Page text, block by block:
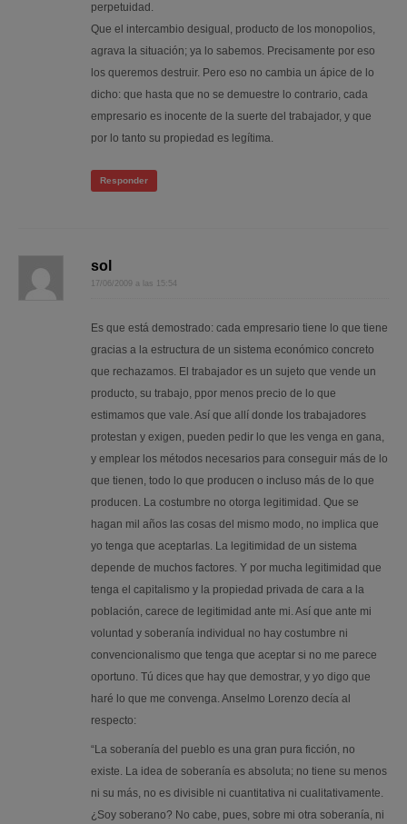
perpetuidad.
Que el intercambio desigual, producto de los monopolios,
agrava la situación; ya lo sabemos. Precisamente por eso
los queremos destruir. Pero eso no cambia un ápice de lo
dicho: que hasta que no se demuestre lo contrario, cada
empresario es inocente de la suerte del trabajador, y que
por lo tanto su propiedad es legítima.
Responder
sol
17/06/2009 a las 15:54
Es que está demostrado: cada empresario tiene lo que tiene
gracias a la estructura de un sistema económico concreto
que rechazamos. El trabajador es un sujeto que vende un
producto, su trabajo, ppor menos precio de lo que
estimamos que vale. Así que allí donde los trabajadores
protestan y exigen, pueden pedir lo que les venga en gana,
y emplear los métodos necesarios para conseguir más de lo
que tienen, todo lo que producen o incluso más de lo que
producen. La costumbre no otorga legitimidad. Que se
hagan mil años las cosas del mismo modo, no implica que
yo tenga que aceptarlas. La legitimidad de un sistema
depende de muchos factores. Y por mucha legitimidad que
tenga el capitalismo y la propiedad privada de cara a la
población, carece de legitimidad ante mi. Así que ante mi
voluntad y soberanía individual no hay costumbre ni
convencionalismo que tenga que aceptar si no me parece
oportuno. Tú dices que hay que demostrar, y yo digo que
haré lo que me convenga. Anselmo Lorenzo decía al
respecto:
“La soberanía del pueblo es una gran pura ficción, no
existe. La idea de soberanía es absoluta; no tiene su menos
ni su más, no es divisible ni cuantitativa ni cualitativamente.
¿Soy soberano? No cabe, pues, sobre mi otra soberanía, ni